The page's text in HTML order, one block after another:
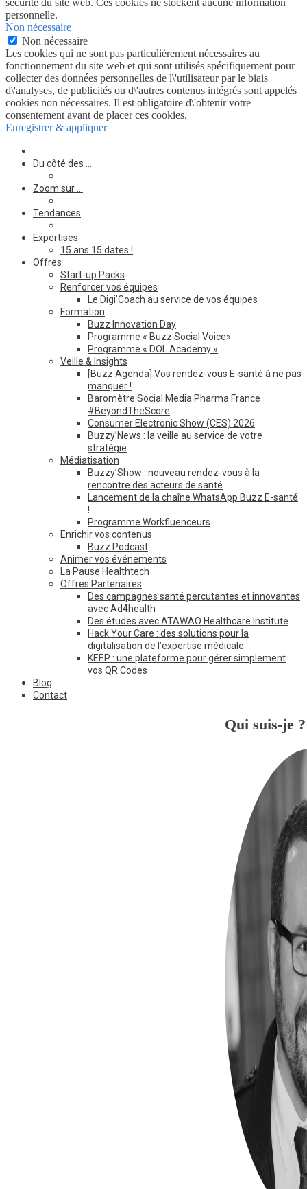
sécurité du site web. Ces cookies ne stockent aucune information
personnelle.
Non nécessaire
Non nécessaire
Les cookies qui ne sont pas particulièrement nécessaires au
fonctionnement du site web et qui sont utilisés spécifiquement pour
collecter des données personnelles de l\'utilisateur par le biais
d\'analyses, de publicités ou d\'autres contenus intégrés sont appelés
cookies non nécessaires. Il est obligatoire d\'obtenir votre
consentement avant de placer ces cookies.
Enregistrer & appliquer
Du côté des …
Zoom sur …
Tendances
Expertises
15 ans 15 dates !
Offres
Start-up Packs
Renforcer vos équipes
Le Digi’Coach au service de vos équipes
Formation
Buzz Innovation Day
Programme « Buzz Social Voice»
Programme « DOL Academy »
Veille & Insights
[Buzz Agenda] Vos rendez-vous E-santé à ne pas
manquer !
Baromètre Social Media Pharma France
#BeyondTheScore
Consumer Electronic Show (CES) 2026
Buzzy’News : la veille au service de votre
stratégie
Médiatisation
Buzzy’Show : nouveau rendez-vous à la
rencontre des acteurs de santé
Lancement de la chaîne WhatsApp Buzz E-santé
!
Programme Workfluenceurs
Enrichir vos contenus
Buzz Podcast
Animer vos événements
La Pause Healthtech
Offres Partenaires
Des campagnes santé percutantes et innovantes
avec Ad4health
Des études avec ATAWAO Healthcare Institute
Hack Your Care : des solutions pour la
digitalisation de l’expertise médicale
KEEP : une plateforme pour gérer simplement
vos QR Codes
Blog
Contact
Qui suis-je ?